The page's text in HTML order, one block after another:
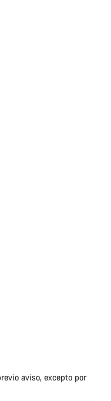
aviso, excepto por